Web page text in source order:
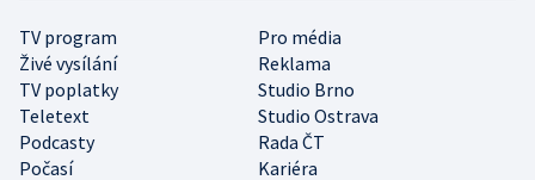
TV program
Pro média
Živé vysílání
Reklama
TV poplatky
Studio Brno
Teletext
Studio Ostrava
Podcasty
Rada ČT
Počasí
Kariéra